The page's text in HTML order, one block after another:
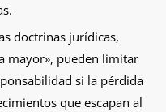
doctrinas jurídicas,
mayor», pueden limitar
si la pérdida
que escapan al